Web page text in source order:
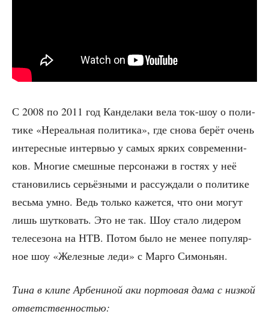
С 2008 по 2011 год Кан­де­ла­ки вела ток-шоу о поли­
ти­ке «Нере­аль­ная поли­ти­ка», где сно­ва берёт очень
инте­рес­ные интер­вью у самых ярких совре­мен­ни­
ков. Мно­гие смеш­ные пер­со­на­жи в гостях у неё
ста­но­ви­лись серьёз­ны­ми и рас­суж­да­ли о поли­ти­ке
весь­ма умно. Ведь толь­ко кажет­ся, что они могут
лишь шут­ко­вать. Это не так. Шоу ста­ло лиде­ром
теле­се­зо­на на НТВ. Потом было не менее попу­ляр­
ное шоу «Желез­ные леди» с Мар­го Симоньян.
Тина в кли­пе Арбе­ни­ной аки пор­то­вая дама с низ­кой
ответственностью: